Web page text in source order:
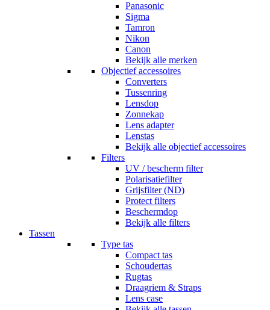
Panasonic
Sigma
Tamron
Nikon
Canon
Bekijk alle merken
Objectief accessoires
Converters
Tussenring
Lensdop
Zonnekap
Lens adapter
Lenstas
Bekijk alle objectief accessoires
Filters
UV / bescherm filter
Polarisatiefilter
Grijsfilter (ND)
Protect filters
Beschermdop
Bekijk alle filters
Tassen
Type tas
Compact tas
Schoudertas
Rugtas
Draagriem & Straps
Lens case